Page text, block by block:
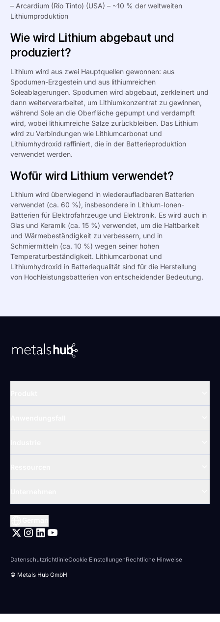
– Arcardium (Rio Tinto) (USA) – ~10 % der weltweiten
Lithiumproduktion
Wie wird Lithium abgebaut und
produziert?
Lithium wird aus zwei Hauptquellen gewonnen: aus
Spodumen-Erzgestein und aus lithiumreichen
Soleablagerungen. Spodumen wird abgebaut, zerkleinert und
dann weiterverarbeitet, um Lithiumkonzentrat zu gewinnen,
während Sole an die Oberfläche gepumpt und verdampft
wird, wobei lithiumreiche Salze zurückbleiben. Das Lithium
wird zu Verbindungen wie Lithiumcarbonat und
Lithiumhydroxid raffiniert, die in der Batterieproduktion
verwendet werden.
Wofür wird Lithium verwendet?
Lithium wird überwiegend in wiederaufladbaren Batterien
verwendet (ca. 60 %), insbesondere in Lithium-Ionen-
Batterien für Elektrofahrzeuge und Elektronik. Es wird auch in
Glas und Keramik (ca. 15 %) verwendet, um die Haltbarkeit
und Wärmebeständigkeit zu verbessern, und in
Schmiermitteln (ca. 10 %) wegen seiner hohen
Temperaturbeständigkeit. Lithiumcarbonat und
Lithiumhydroxid in Batteriequalität sind für die Herstellung
von Hochleistungsbatterien von entscheidender Bedeutung.
© Metals Hub GmbH
DatenschutzrichtlinieCookie EinstellungenRechtliche Hinweise